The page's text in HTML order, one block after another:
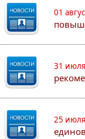
01
31
25